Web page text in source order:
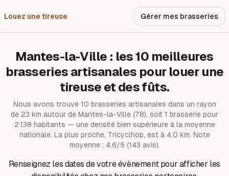
Louez une tireuse Gérer mes brasseries
Mantes-la-Ville : les10 meilleures
brasseries artisanales pour louer une
tireuse et des fûts.
Nous avons trouvé 10 brasseries artisanales dans un rayon
de 23 km autour de Mantes-la-Ville (78), soit 1 brasserie pour
2 138 habitants — une densité bien supérieure à la moyenne
nationale. La plus proche, Tricyclhop, est à 4.0 km. Note
moyenne : 4.6/5 (143 avis).
Renseignez les dates de votre évènement pour afficher les